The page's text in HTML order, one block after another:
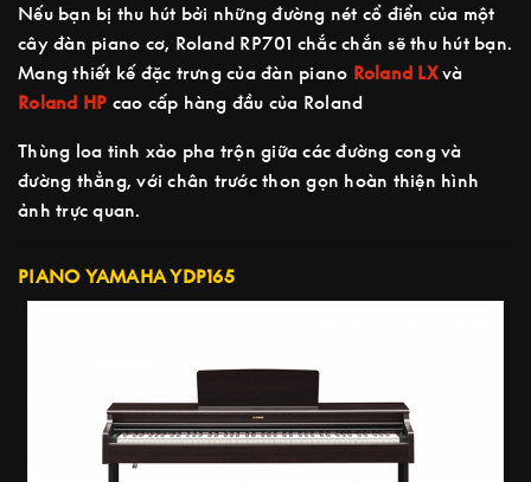
Nếu bạn bị thu hút bởi những đường nét cổ điển của một
cây đàn piano cơ, Roland RP701 chắc chắn sẽ thu hút bạn.
Mang thiết kế đặc trưng của đàn piano Roland LXvà
Roland HP cao cấp hàng đầu của Roland
Thùng loa tinh xảo pha trộn giữa các đường cong và
đường thẳng, với chân trước thon gọn hoàn thiện hình
ảnh trực quan.
PIANO YAMAHA YDP165